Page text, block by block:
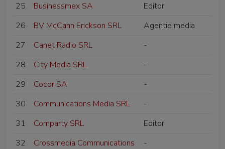
25
Businessmex SA
Editor
26
BV McCann Erickson SRL
Agentie media
27
Canet Radio SRL
-
28
City Media SRL
-
29
Cocor SA
-
30
Communications Media SRL
-
31
Comparty SRL
Editor
32
Crossmedia Communications
-